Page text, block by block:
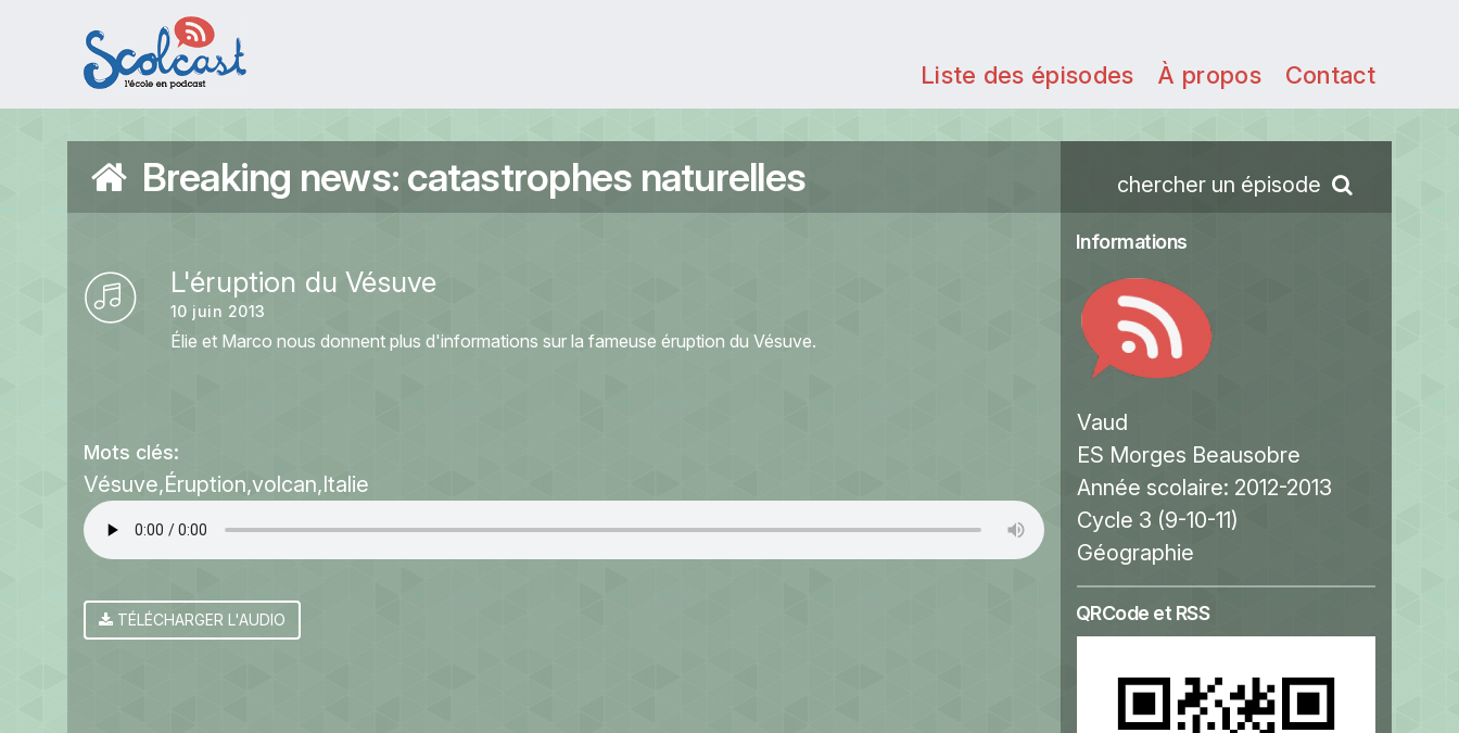
Aller au contenu principal
Liste des épisodes À propos Contact
Breaking news: catastrophes naturelles chercher un épisode
L'éruption du Vésuve
10 juin 2013
Élie et Marco nous donnent plus d'informations sur la fameuse éruption du Vésuve.
Mots clés:
Vésuve Éruption volcan Italie
TÉLÉCHARGER L'AUDIO
Informations
Vaud
ES Morges Beausobre
Année scolaire: 2012-2013
Cycle 3 (9-10-11)
Géographie
QRCode et RSS